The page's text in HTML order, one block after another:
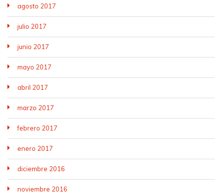
agosto 2017
julio 2017
junio 2017
mayo 2017
abril 2017
marzo 2017
febrero 2017
enero 2017
diciembre 2016
noviembre 2016